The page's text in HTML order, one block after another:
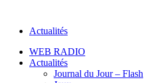
Actualités
WEB RADIO
Actualités
Journal du Jour – Flash